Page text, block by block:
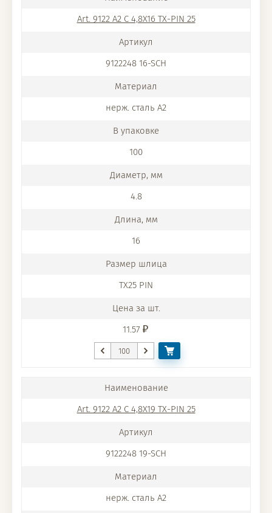
Art. 9122 A2 C 4,8X16 TX-PIN 25
9122248 16-SCH
нерж. сталь A2
100
4.8
16
TX25 PIN
11.57
Art. 9122 A2 C 4,8X19 TX-PIN 25
9122248 19-SCH
нерж. сталь A2